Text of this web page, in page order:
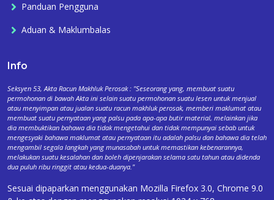
Panduan Pengguna
Aduan & Maklumbalas
Info
Seksyen 53, Akta Racun Makhluk Perosak : "Seseorang yang, membuat suatu
permohonan di bawah Akta ini selain suatu permohonan suatu lesen untuk menjual
atau menyimpan atau jualan suatu racun makhluk perosak, memberi maklumat atau
membuat suatu pernyataan yang palsu pada apa-apa butir material, melainkan jika
dia membuktikan bahawa dia tidak mengetahui dan tidak mempunyai sebab untuk
mengesyaki bahawa maklumat atau pernyataan itu adalah palsu dan bahawa dia telah
mengambil segala langkah yang munasabah untuk memastikan kebenarannya,
melakukan suatu kesalahan dan boleh dipenjarakan selama satu tahun atau didenda
dua puluh ribu ringgit atau kedua-duanya."
Sesuai dipaparkan menggunakan Mozilla Firefox 3.0, Chrome 9.0